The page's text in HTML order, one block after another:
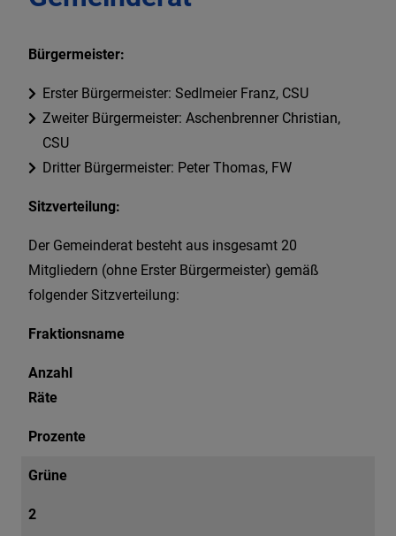
Bürgermeister:
Erster Bürgermeister: Sedlmeier Franz, CSU
Zweiter Bürgermeister: Aschenbrenner Christian,
CSU
Dritter Bürgermeister: Peter Thomas, FW
Sitzverteilung:
Der Gemeinderat besteht aus insgesamt 20
Mitgliedern (ohne Erster Bürgermeister) gemäß
folgender Sitzverteilung:
Fraktionsname
Anzahl
Räte
Prozente
Grüne
2